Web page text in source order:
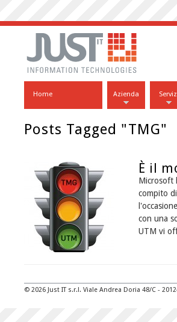
Home Azienda
Posts Tagged "TMG"
È il
Microsoft
compito
con una
UTM vi
© 2026 Just IT s.r.l. Viale Andrea Doria 48/C -